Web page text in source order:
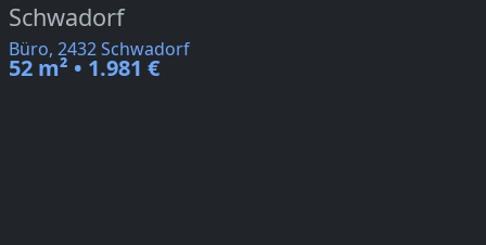
Schwadorf
Büro, 2432 Schwadorf
52 m² • 1.981 €